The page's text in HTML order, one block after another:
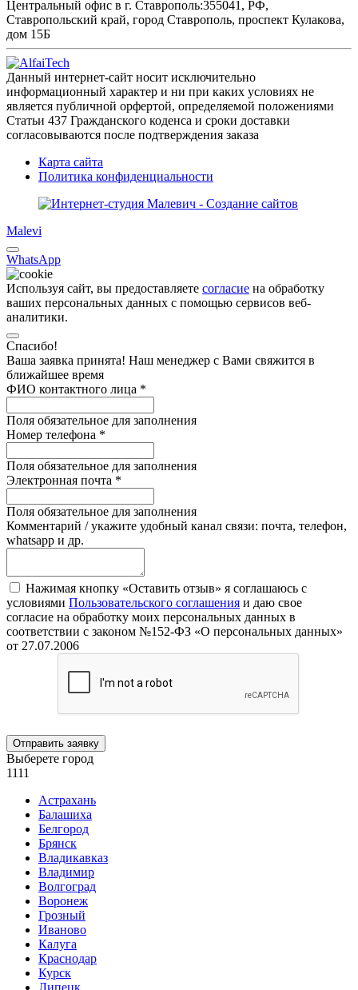
Центральный офис в г. Ставрополь:355041, РФ,
Ставропольский край, город Ставрополь, проспект Кулакова,
дом 15Б
Данный интернет-сайт носит исключительно
информационный характер и ни при каких условиях не
является публичной орфертой, определяемой положениями
Статьи 437 Гражданского коденса и сроки доставки
согласовываются после подтверждения заказа
Карта сайта
Политика конфиденциальности
Malevi
WhatsApp
Используя сайт, вы предоставляете согласие на обработку
ваших персональных данных с помощью сервисов веб-
аналитики.
Спасибо!
Ваша заявка принята! Наш менеджер с Вами свяжится в
ближайшее время
ФИО контактного лица *
Поля обязательное для заполнения
Номер телефона *
Поля обязательное для заполнения
Электронная почта *
Поля обязательное для заполнения
Комментарий / укажите удобный канал связи: почта, телефон,
whatsapp и др.
Нажимая кнопку «Оставить отзыв» я соглашаюсь с
условиями Пользовательского соглашения и даю свое
согласие на обработку моих персональных данных в
соответствии с законом №152-ФЗ «О персональных данных»
от 27.07.2006
Отправить заявку
Выберете город
1111
Астрахань
Балашиха
Белгород
Брянск
Владикавказ
Владимир
Волгоград
Воронеж
Грозный
Иваново
Калуга
Краснодар
Курск
Липецк